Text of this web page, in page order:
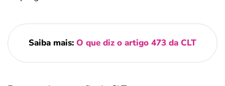
Saiba mais: O que diz o artigo 473 da CLT